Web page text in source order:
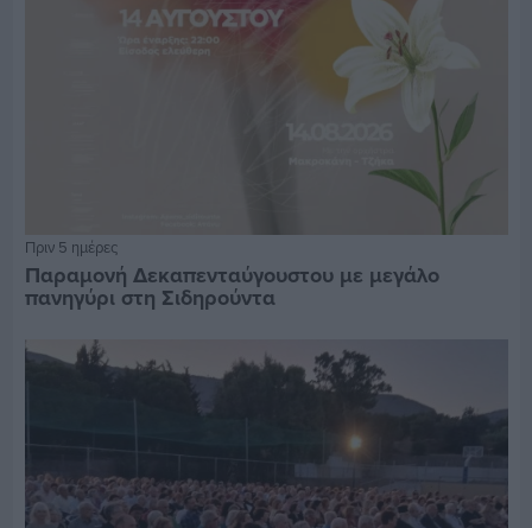
Πριν 5 ημέρες
Παραμονή Δεκαπενταύγουστου με μεγάλο
πανηγύρι στη Σιδηρούντα